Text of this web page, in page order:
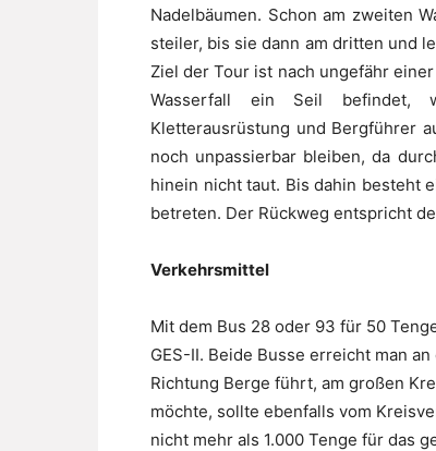
Nadelbäumen. Schon am zweiten
steiler, bis sie dann am dritten und
Ziel der Tour ist nach ungefähr
Wasserfall ein Seil befindet,
Kletterausrüstung und Bergführer
noch unpassierbar bleiben, da
hinein nicht taut. Bis dahin besteht
betreten. Der Rückweg entspricht
Verkehrsmittel
Mit dem Bus 28 oder 93 für 50
GES-II. Beide Busse erreicht man
Richtung Berge führt, am großen
möchte, sollte ebenfalls vom
nicht mehr als 1.000 Tenge für das